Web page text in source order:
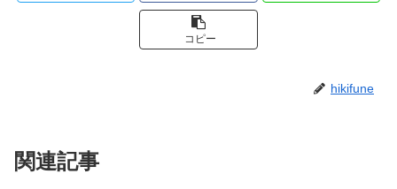
コピー
hikifune
関連記事